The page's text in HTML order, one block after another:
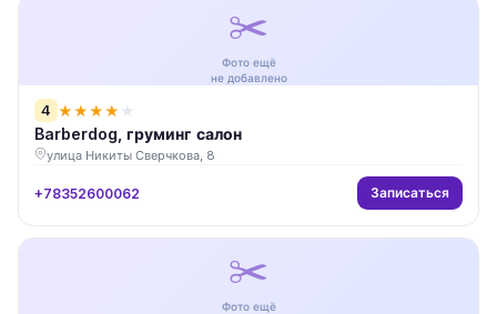
✂️
Фото ещё
не добавлено
4 ★★★★ ★
Barberdog, груминг салон
улица Никиты Сверчкова, 8
+78352600062 Записаться
✂️
Фото ещё